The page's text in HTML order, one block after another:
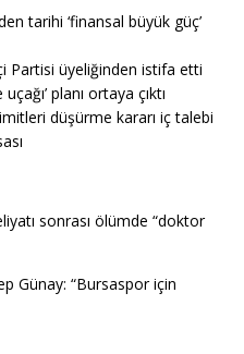
tarihi ‘finansal büyük güç’
Partisi üyeliğinden istifa etti
planı ortaya çıktı
düşürme kararı iç talebi
sonrası ölümde “doktor
Günay: “Bursaspor için